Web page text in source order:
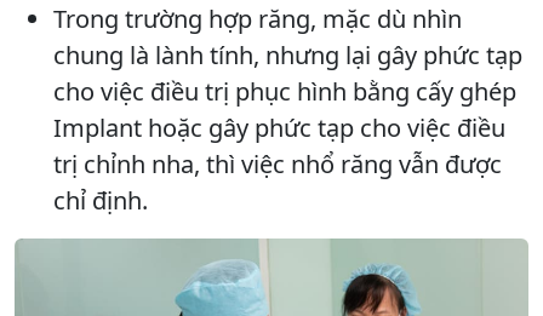
Trong trường hợp răng, mặc dù nhìn
chung là lành tính, nhưng lại gây phức tạp
cho việc điều trị phục hình bằng cấy ghép
Implant hoặc gây phức tạp cho việc điều
trị chỉnh nha, thì việc nhổ răng vẫn được
chỉ định.